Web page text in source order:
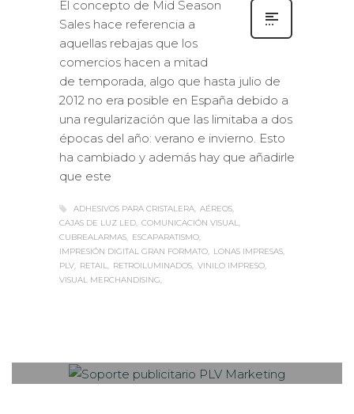
El concepto de Mid Season
Sales hace referencia a
aquellas rebajas que los
comercios hacen a mitad
de temporada, algo que hasta julio de
2012 no era posible en España debido a
una regularización que las limitaba a dos
épocas del año: verano e invierno. Esto
ha cambiado y además hay que añadirle
que este
ADHESIVOS PARA CRISTALERA AÉREOS
CAJAS DE LUZ LED COMUNICACIÓN VISUAL
CUBREALARMAS
ESCAPARATISMO
IMPRESIÓN DIGITAL GRAN FORMATO
LONAS IMPRESAS
PLV
RETAIL RETROILUMINADOS VINILO IMPRESO
VISUAL MERCHANDISING